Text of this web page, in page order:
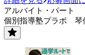
アルバイト・パート
個別指導塾プラボ 琴